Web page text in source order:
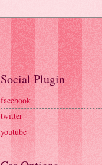
Social Plugin
facebook
twitter
youtube